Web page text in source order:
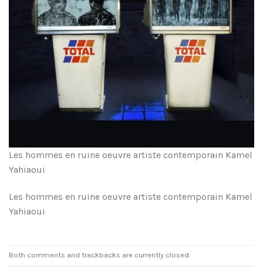
Les hommes en ruine oeuvre artiste contemporain Kamel
Yahiaoui
Les hommes en ruine oeuvre artiste contemporain Kamel
Yahiaoui
Both comments and trackbacks are currently closed.